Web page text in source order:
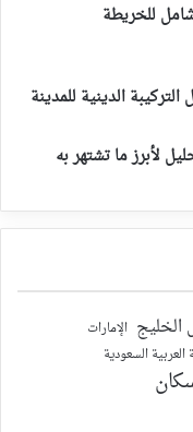
للخريطة
الدينية للمدينة
لأبرز ما تشتهر به
الخليج الإمارات
العربية السعودية